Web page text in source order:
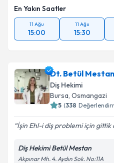
En Yakın Saatler
11 Ağu
15:00
11 Ağu
15:30
Dt. Betül Mestan
Diş Hekimi
Bursa, Osmangazi
5 (338
İşin Ehl-i diş problemi için gittik
Diş Hekimi Betül Mestan
Akpınar Mh. 4. Aydın Sok. No:11A